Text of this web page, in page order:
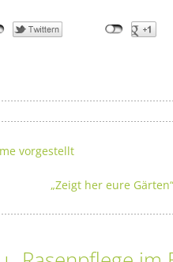
vorgestellt
„Zeigt her eure